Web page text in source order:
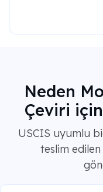
Neden
Çeviri
USCIS uyumlu
teslim